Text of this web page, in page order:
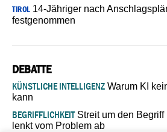
TIROL14-Jähriger nach
festgenommen
DEBATTE
KÜNSTLICHE INTELLIGENZ Warum KI
kann
BEGRIFFLICHKEITStreit um den Begriff
lenkt vom Problem ab